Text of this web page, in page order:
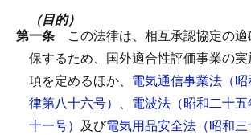
（目的）
第一条 この法律は、相互承認協定の
保するため、国外適合性評価事業の
項を定めるほか、 電気通信事業法（
律第八十六号） 、 電波法（昭和二十
十一号） 及び電気用品安全法（昭和